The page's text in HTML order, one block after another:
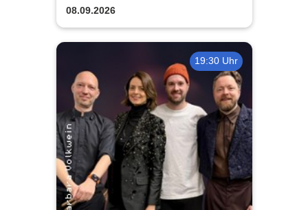
guter Begleitung
08.09.2026
19:30 Uhr